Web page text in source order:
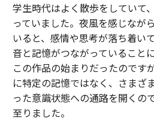
学生時代はよく散歩をしていて
っていました。夜風を感じなが
いると、感情や思考が落ち着い
音と記憶がつながっていること
この作品の始まりだったのです
に特定の記憶ではなく、さまざ
った意識状態への通路を開くの
至りました。